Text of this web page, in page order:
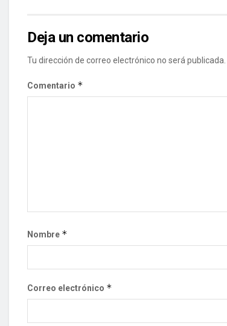
Deja un comentario
Tu dirección de correo electrónico no será publicada.
Comentario *
Nombre *
Correo electrónico *